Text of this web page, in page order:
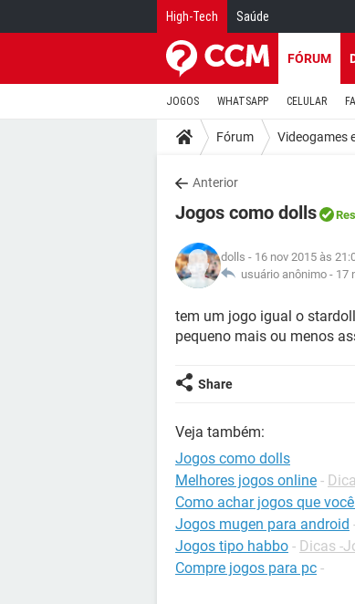
High-Tech Saúde
FÓRUM
JOGOS WHATSAPP CELULAR
Fórum Videogames
Anterior
Jogos como dolls
dolls - 16 nov 2015 às
usuário anônimo - 17
tem um jogo igual o
pequeno mais ou menos
Share
Veja também:
Jogos como dolls
Melhores jogos online -
Como achar jogos que
Jogos mugen para android
Jogos tipo habbo - Dicas -
Compre jogos para pc -